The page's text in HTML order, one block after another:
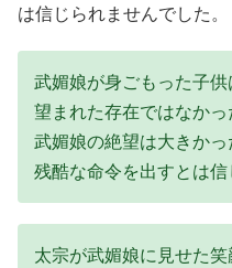
は信じられませんでした。
武媚娘が身ごもった子
望まれた存在ではなか
武媚娘の絶望は大きか
残酷な命令を出すとは信
太宗が武媚娘に見せた